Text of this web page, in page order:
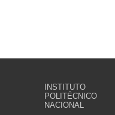
INSTITUTO
POLITÉCNICO
NACIONAL